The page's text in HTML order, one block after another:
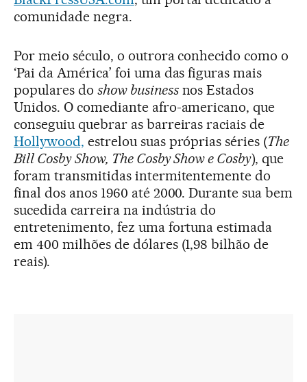
comunidade negra.
Por meio século, o outrora conhecido como o
‘Pai da América’ foi uma das figuras mais
populares do show businessnos Estados
Unidos. O comediante afro-americano, que
conseguiu quebrar as barreiras raciais de
Hollywood, estrelou suas próprias séries (The
Bill Cosby Show, The Cosby Show e Cosby), que
foram transmitidas intermitentemente do
final dos anos 1960 até 2000. Durante sua bem
sucedida carreira na indústria do
entretenimento, fez uma fortuna estimada
em 400 milhões de dólares (1,98 bilhão de
reais).